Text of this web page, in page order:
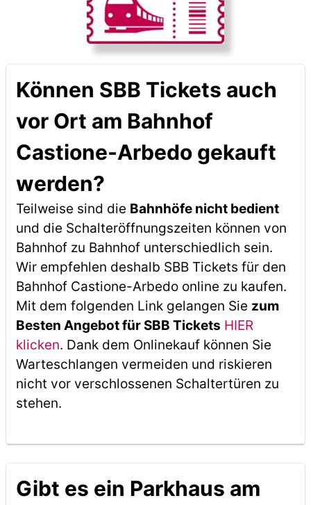
Können SBB Tickets auch
vor Ort am Bahnhof
Castione-Arbedo gekauft
werden?
Teilweise sind die Bahnhöfe nicht bedient
und die Schalteröffnungszeiten können von
Bahnhof zu Bahnhof unterschiedlich sein.
Wir empfehlen deshalb SBB Tickets für den
Bahnhof Castione-Arbedo online zu kaufen.
Mit dem folgenden Link gelangen Sie zum
Besten Angebot für SBB Tickets HIER
klicken. Dank dem Onlinekauf können Sie
Warteschlangen vermeiden und riskieren
nicht vor verschlossenen Schaltertüren zu
stehen.
Gibt es ein Parkhaus am